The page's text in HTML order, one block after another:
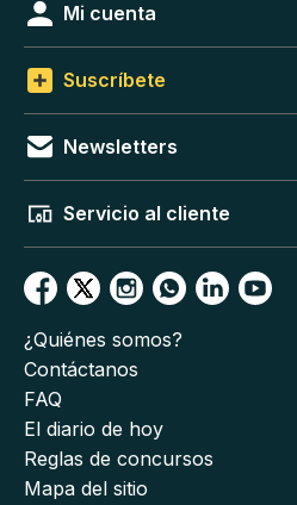
Mi cuenta
Suscríbete
Newsletters
Servicio al cliente
¿Quiénes somos?
Contáctanos
FAQ
El diario de hoy
Reglas de concursos
Mapa del sitio